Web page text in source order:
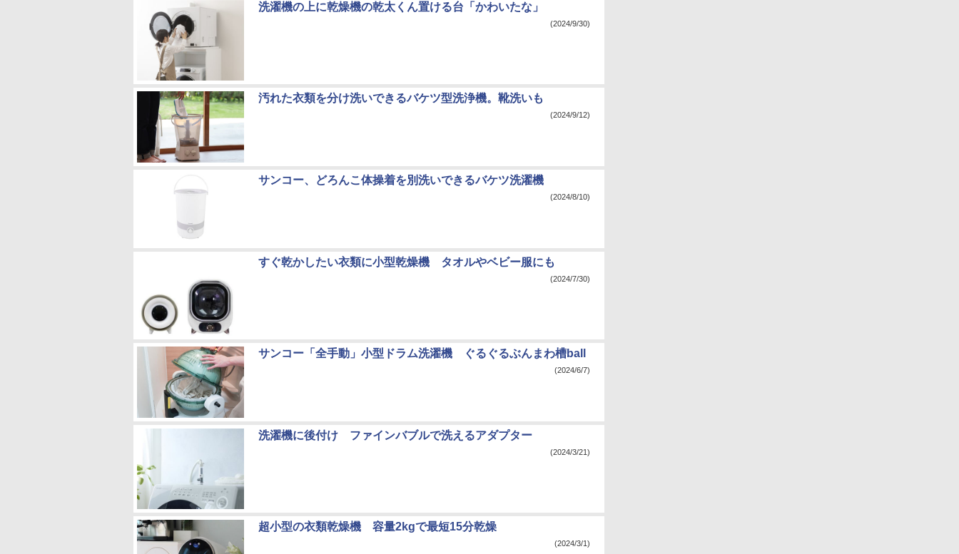
洗濯機の上に乾燥機の乾太くん置ける台「かわいたな」
(2024/9/30)
汚れた衣類を分け洗いできるバケツ型洗浄機。靴洗いも
(2024/9/12)
サンコー、どろんこ体操着を別洗いできるバケツ洗濯機
(2024/8/10)
すぐ乾かしたい衣類に小型乾燥機 タオルやベビー服にも
(2024/7/30)
サンコー「全手動」小型ドラム洗濯機 ぐるぐるぶんまわ槽ball
(2024/6/7)
洗濯機に後付け ファインバブルで洗えるアダプター
(2024/3/21)
超小型の衣類乾燥機 容量2kgで最短15分乾燥
(2024/3/1)